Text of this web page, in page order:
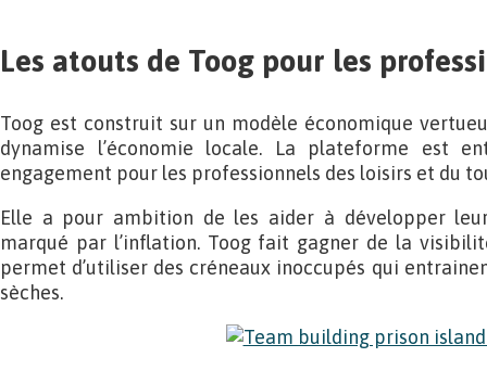
Les atouts de Toog pour les
Toog est construit sur un modèle économique
dynamise l’économie locale. La plateforme est
engagement pour les professionnels des loisirs et du
Elle a pour ambition de les aider à développer
marqué par l’inflation. Toog fait gagner de la
permet d’utiliser des créneaux inoccupés qui
sèches.